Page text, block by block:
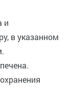
и
в указанном